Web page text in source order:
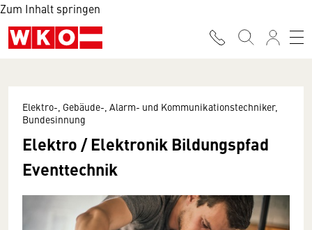
Zum Inhalt springen
Elektro-, Gebäude-, Alarm- und Kommunikationstechniker,
Bundesinnung
Elektro / Elektronik Bildungspfad
Eventtechnik